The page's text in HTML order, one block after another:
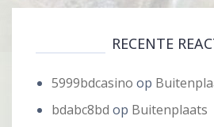
RECENTE
5999bdcasino op
bdabc8bd op Buitenplaats